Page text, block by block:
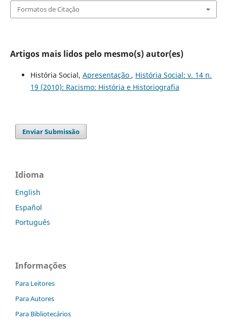
Formatos de Citação
Artigos mais lidos pelo mesmo(s) autor(es)
História Social, Apresentação , História Social: v. 14 n.
19 (2010): Racismo: História e Historiografia
Enviar Submissão
Idioma
English
Español
Português
Informações
Para Leitores
Para Autores
Para Bibliotecários